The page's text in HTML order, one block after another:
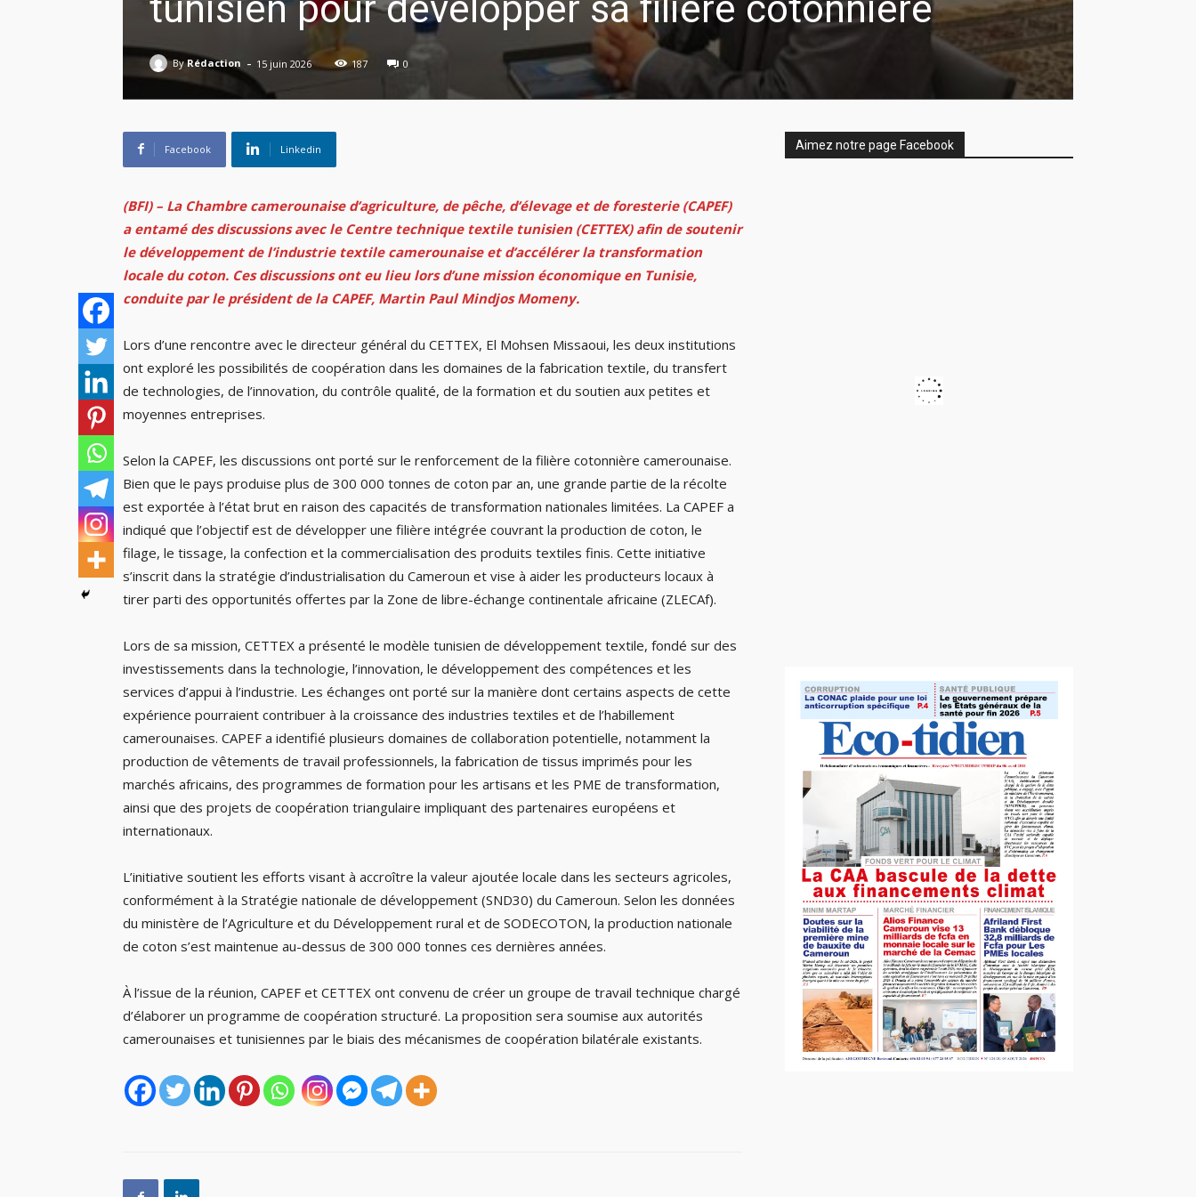
By Rédaction - 15 juin 2026 187 0
Facebook Linkedin
(BFI) – La Chambre camerounaise d’agriculture, de pêche, d’élevage et de foresterie (CAPEF)
a entamé des discussions avec le Centre technique textile tunisien (CETTEX) afin de soutenir
le développement de l’industrie textile camerounaise et d’accélérer la transformation
locale du coton. Ces discussions ont eu lieu lors d’une mission économique en Tunisie,
conduite par le président de la CAPEF, Martin Paul Mindjos Momeny.
Lors d’une rencontre avec le directeur général du CETTEX, El Mohsen Missaoui, les deux institutions
ont exploré les possibilités de coopération dans les domaines de la fabrication textile, du transfert
de technologies, de l’innovation, du contrôle qualité, de la formation et du soutien aux petites et
moyennes entreprises.
Selon la CAPEF, les discussions ont porté sur le renforcement de la filière cotonnière camerounaise.
Bien que le pays produise plus de 300 000 tonnes de coton par an, une grande partie de la récolte
est exportée à l’état brut en raison des capacités de transformation nationales limitées. La CAPEF a
indiqué que l’objectif est de développer une filière intégrée couvrant la production de coton, le
filage, le tissage, la confection et la commercialisation des produits textiles finis. Cette initiative
s’inscrit dans la stratégie d’industrialisation du Cameroun et vise à aider les producteurs locaux à
tirer parti des opportunités offertes par la Zone de libre-échange continentale africaine (ZLECAf).
Lors de sa mission, CETTEX a présenté le modèle tunisien de développement textile, fondé sur des
investissements dans la technologie, l’innovation, le développement des compétences et les
services d’appui à l’industrie. Les échanges ont porté sur la manière dont certains aspects de cette
expérience pourraient contribuer à la croissance des industries textiles et de l’habillement
camerounaises. CAPEF a identifié plusieurs domaines de collaboration potentielle, notamment la
production de vêtements de travail professionnels, la fabrication de tissus imprimés pour les
marchés africains, des programmes de formation pour les artisans et les PME de transformation,
ainsi que des projets de coopération triangulaire impliquant des partenaires européens et
internationaux.
L’initiative soutient les efforts visant à accroître la valeur ajoutée locale dans les secteurs agricoles,
conformément à la Stratégie nationale de développement (SND30) du Cameroun. Selon les données
du ministère de l’Agriculture et du Développement rural et de SODECOTON, la production nationale
de coton s’est maintenue au-dessus de 300 000 tonnes ces dernières années.
À l’issue de la réunion, CAPEF et CETTEX ont convenu de créer un groupe de travail technique chargé
d’élaborer un programme de coopération structuré. La proposition sera soumise aux autorités
camerounaises et tunisiennes par le biais des mécanismes de coopération bilatérale existants.
Aimez notre page Facebook